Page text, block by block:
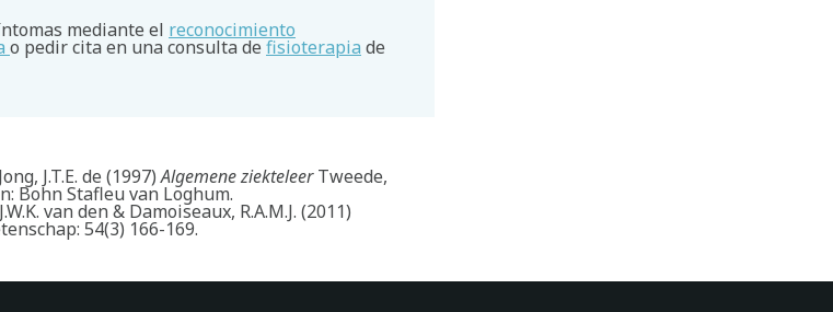
mediante el reconocimiento
o pedir cita en una consulta de fisioterapia de
J.T.E. de (1997)Algemene ziekteleerTweede,
Bohn Stafleu van Loghum.
van den & Damoiseaux, R.A.M.J. (2011)
54(3) 166-169.